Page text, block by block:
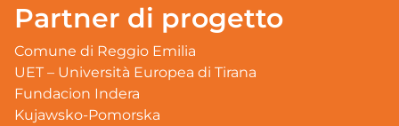
Partner di progetto
Comune di Reggio Emilia
UET – Università Europea di Tirana
Fundacion Indera
Kujawsko-Pomorska